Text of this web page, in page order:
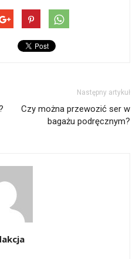
Następny artykuł
Czy można przewozić ser w
bagażu podręcznym?